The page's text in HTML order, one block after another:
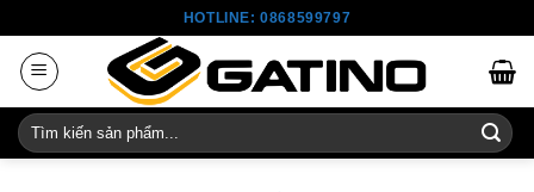
content
HOTLINE: 0868599797
Tìm
kiếm: